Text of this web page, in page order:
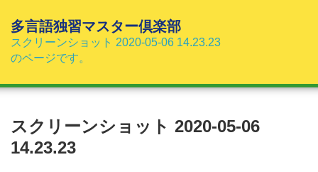
へ
多言語独習マスター倶楽部
スクリーンショット 2020-05-06 14.23.23
のページです。
スクリーンショット 2020-05-06
14.23.23